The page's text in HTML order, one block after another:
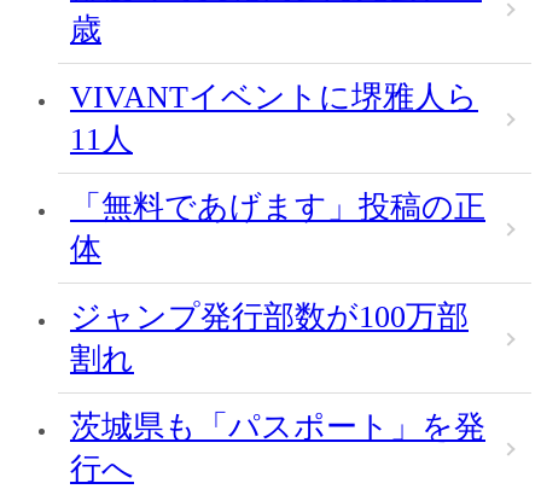
歳
VIVANTイベントに堺雅人ら
11人
「無料であげます」投稿の正
体
ジャンプ発行部数が100万部
割れ
茨城県も「パスポート」を発
行へ